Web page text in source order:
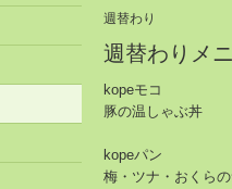
週替わり
週替わりメ
kopeモコ
豚の温しゃぶ丼
kopeパン
梅・ツナ・おくら